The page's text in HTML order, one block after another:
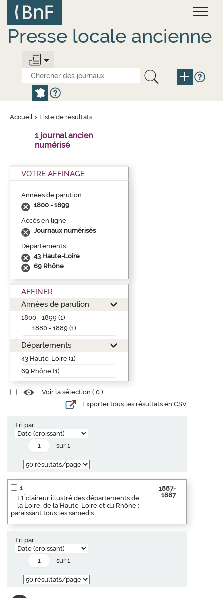
contenu
principal
Presse locale ancienne
Accueil > Liste de résultats
1 journal ancien
numérisé
VOTRE AFFINAGE
Années de parution
1800 - 1899
Accès en ligne
Journaux numérisés
Départements
43 Haute-Loire
69 Rhône
AFFINER
Années de parution
1800 - 1899 (1)
1880 - 1889 (1)
Départements
43 Haute-Loire (1)
69 Rhône (1)
Voir la sélection ( 0 )
Exporter tous les résultats en CSV
Tri par :
sur 1
1
L'Éclaireur illustré des départements de
la Loire, de la Haute-Loire et du Rhône :
paraissant tous les samedis
1887-
1887
Tri par :
sur 1
Panneau de gestion des cookies